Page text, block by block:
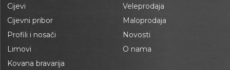
Cijevi
Cijevni pribor
Profili i nosači
Limovi
Kovana bravarija
Veleprodaja
Maloprodaja
Novosti
O nama